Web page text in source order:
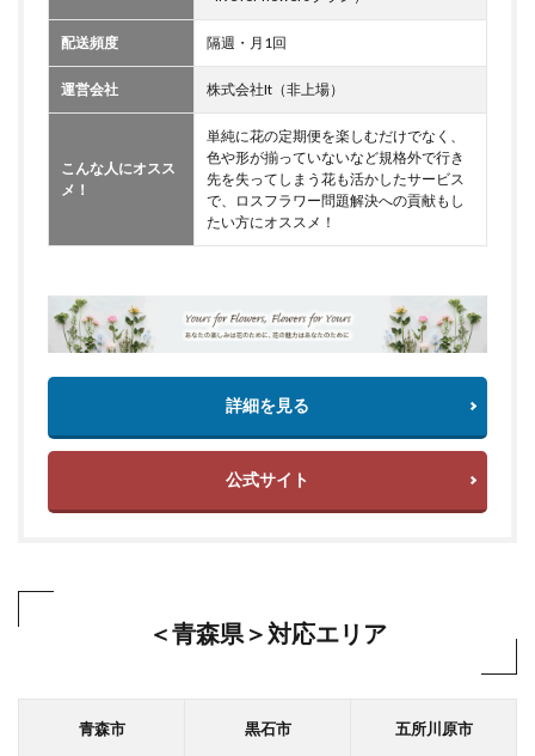
配送頻度 隔週・月1回
運営会社 株式会社It（非上場）
こんな人にオスス
メ！
単純に花の定期便を楽しむだけでなく、
色や形が揃っていないなど規格外で行き
先を失ってしまう花も活かしたサービス
で、ロスフラワー問題解決への貢献もし
たい方にオススメ！
詳細を見る
公式サイト
＜青森県＞対応エリア
青森市 黒石市 五所川原市